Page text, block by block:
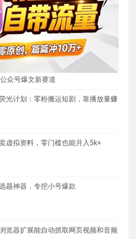
众号爆文新赛道
光计划：零粉搬运短剧，靠播放量赚
虚拟资料，零门槛也能月入5k+
题神器，专挖小号爆款
览器扩展能自动抓取网页视频和音频